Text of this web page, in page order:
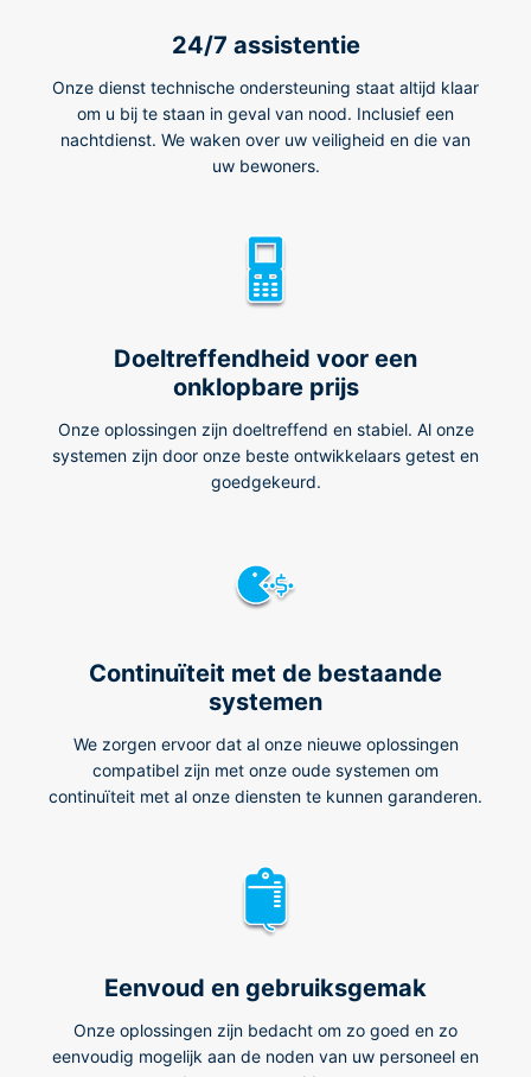
24/7 assistentie
Onze dienst technische ondersteuning staat altijd klaar
om u bij te staan in geval van nood. Inclusief een
nachtdienst. We waken over uw veiligheid en die van
uw bewoners.
Doeltreffendheid voor een
onklopbare prijs
Onze oplossingen zijn doeltreffend en stabiel. Al onze
systemen zijn door onze beste ontwikkelaars getest en
goedgekeurd.
Continuïteit met de bestaande
systemen
We zorgen ervoor dat al onze nieuwe oplossingen
compatibel zijn met onze oude systemen om
continuïteit met al onze diensten te kunnen garanderen.
Eenvoud en gebruiksgemak
Onze oplossingen zijn bedacht om zo goed en zo
eenvoudig mogelijk aan de noden van uw personeel en